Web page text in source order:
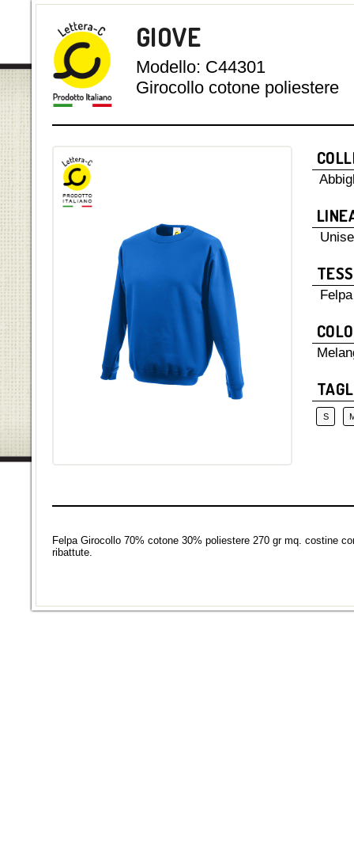
GIOVE
Modello: C44301
Girocollo cotone poliestere
S
Felpa Girocollo 70% cotone 30% poliestere 270 gr mq. costine
ribattute.